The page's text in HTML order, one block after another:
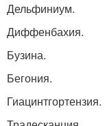
Дельфиниум.
Диффенбахия.
Бузина.
Бегония.
Гиацинтгортензия.